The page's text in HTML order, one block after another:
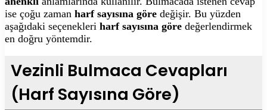
ise çoğu zaman harf sayısına göre değişir. Bu yüzden
aşağıdaki seçenekleri harf sayısına göre değerlendirmek
en doğru yöntemdir.
Vezinli Bulmaca Cevapları
(Harf Sayısına Göre)